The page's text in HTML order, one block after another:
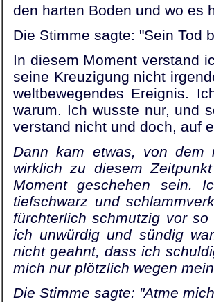
den harten Boden und wo es
Die Stimme sagte: "Sein Tod
In diesem Moment verstand
seine Kreuzigung nicht
weltbewegendes Ereignis.
warum. Ich wuss­te nur, und
ver­stand nicht und doch, auf
Dann kam etwas, von
wirklich zu diesem
Moment geschehen sein.
tiefschwarz und
fürchterlich schmutzig vor
ich unwürdig und sündig
nicht ge­ahnt, dass ich
mich nur plötzlich wegen
Die Stimme sagte: "Atme